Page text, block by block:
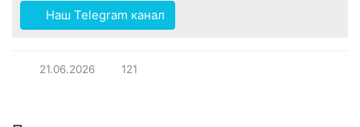
Наш Telegram канал
21.06.2026 121